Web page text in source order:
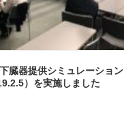
臓器提供シミュレーション
）を実施しました